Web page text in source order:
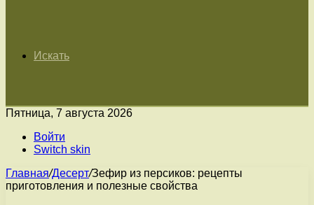
Искать
Пятница, 7 августа 2026
Войти
Switch skin
Главная/Десерт/Зефир из персиков: рецепты
приготовления и полезные свойства